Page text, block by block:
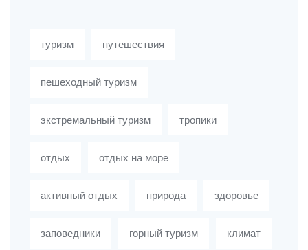
туризм путешествия
пешеходный туризм
экстремальный туризм тропики
отдых отдых на море
активный отдых природа здоровье
заповедники горный туризм климат